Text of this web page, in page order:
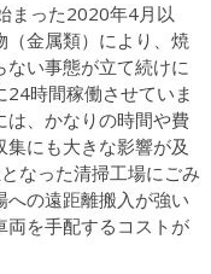
まった2020年4月以
金属類）により、焼
い事態が立て続けに
時間稼働させていま
、かなりの時間や費
にも大きな影響が及
なった清掃工場にごみ
への遠距離搬入が強い
両を手配するコストが